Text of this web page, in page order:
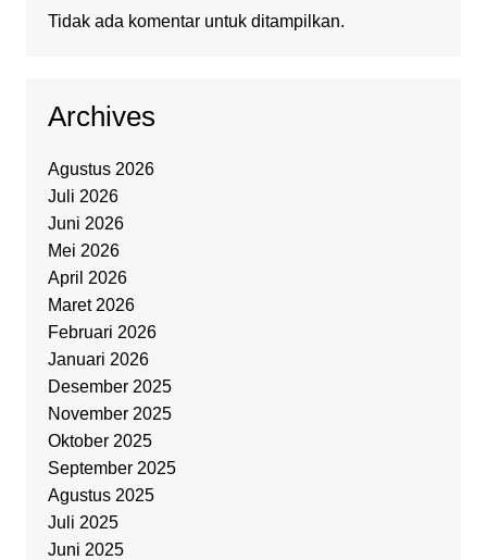
Tidak ada komentar untuk ditampilkan.
Archives
Agustus 2026
Juli 2026
Juni 2026
Mei 2026
April 2026
Maret 2026
Februari 2026
Januari 2026
Desember 2025
November 2025
Oktober 2025
September 2025
Agustus 2025
Juli 2025
Juni 2025